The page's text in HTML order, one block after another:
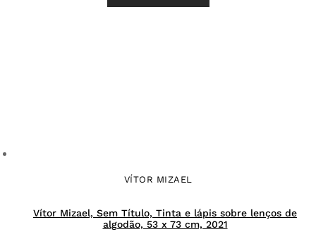
VÍTOR MIZAEL
Vítor Mizael, Sem Título, Tinta e lápis sobre lenços de
algodão, 53 x 73 cm, 2021